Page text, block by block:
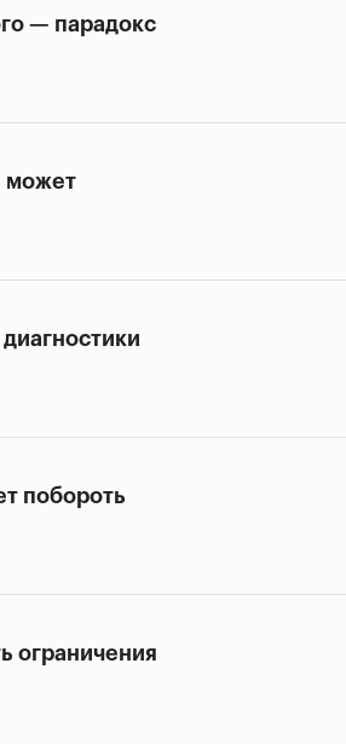
— парадокс
может
побороть
ограничения